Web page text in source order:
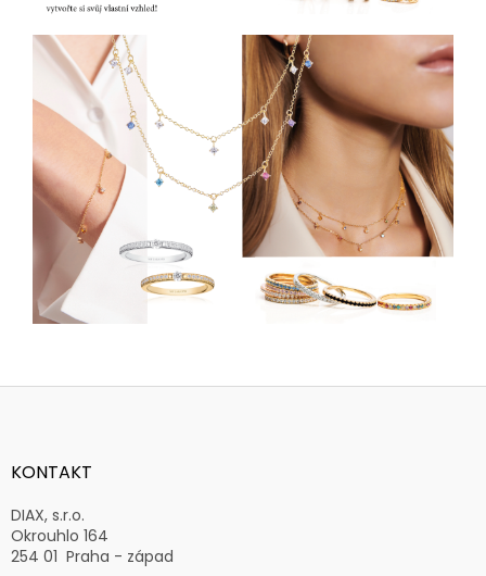
Z
aKONTAKT
DIAX, s.r.o.
Okrouhlo 164
254 01 Praha - západ